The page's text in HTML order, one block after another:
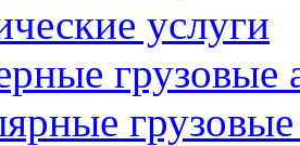
услуги
грузовые